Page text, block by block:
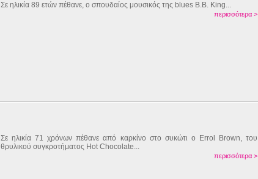
Σε ηλικία 89 ετών πέθανε, ο σπουδαίος μουσικός της blues B.B. King...
περισσότερα >
Σε ηλικία 71 χρόνων πέθανε από καρκίνο στο συκώτι ο Εrrol Brown, του
θρυλικού συγκροτήματος Hot Chocolate...
περισσότερα >